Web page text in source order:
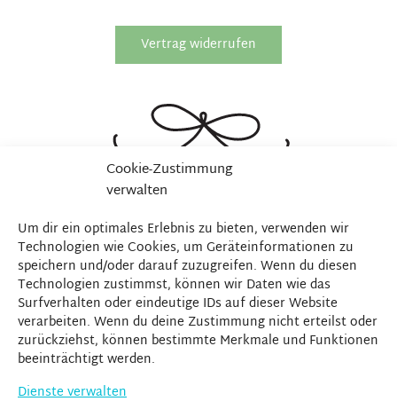
Cookie-Zustimmung
verwalten
Um dir ein optimales Erlebnis zu bieten, verwenden wir
Technologien wie Cookies, um Geräteinformationen zu
speichern und/oder darauf zuzugreifen. Wenn du diesen
Technologien zustimmst, können wir Daten wie das
Surfverhalten oder eindeutige IDs auf dieser Website
verarbeiten. Wenn du deine Zustimmung nicht erteilst oder
zurückziehst, können bestimmte Merkmale und Funktionen
beeinträchtigt werden.
Dienste verwalten
Vertrag widerrufen